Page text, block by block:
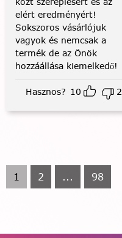
elért eredményért!
Sokszoros vásárlójuk
vagyok és nemcsak a
termék de az Önök
hozzáállása kiemelkedő!
Hasznos? 10 2
1 2 ... 98